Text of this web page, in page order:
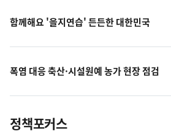
함께해요 '을지연습' 든든한 대한민국
폭염 대응 축산·시설원예 농가 현장 점검
정책포커스